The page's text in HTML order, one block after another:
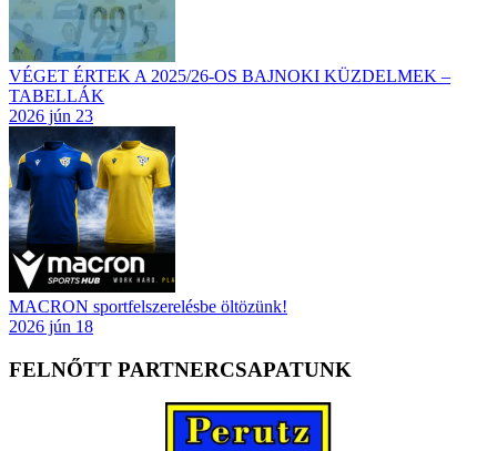
VÉGET ÉRTEK A 2025/26-OS BAJNOKI KÜZDELMEK –
TABELLÁK
2026 jún 23
MACRON sportfelszerelésbe öltözünk!
2026 jún 18
FELNŐTT PARTNERCSAPATUNK